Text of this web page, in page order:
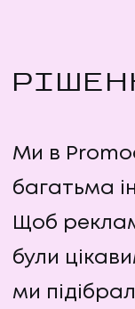
Ми в
багатьма
Щоб
були
ми